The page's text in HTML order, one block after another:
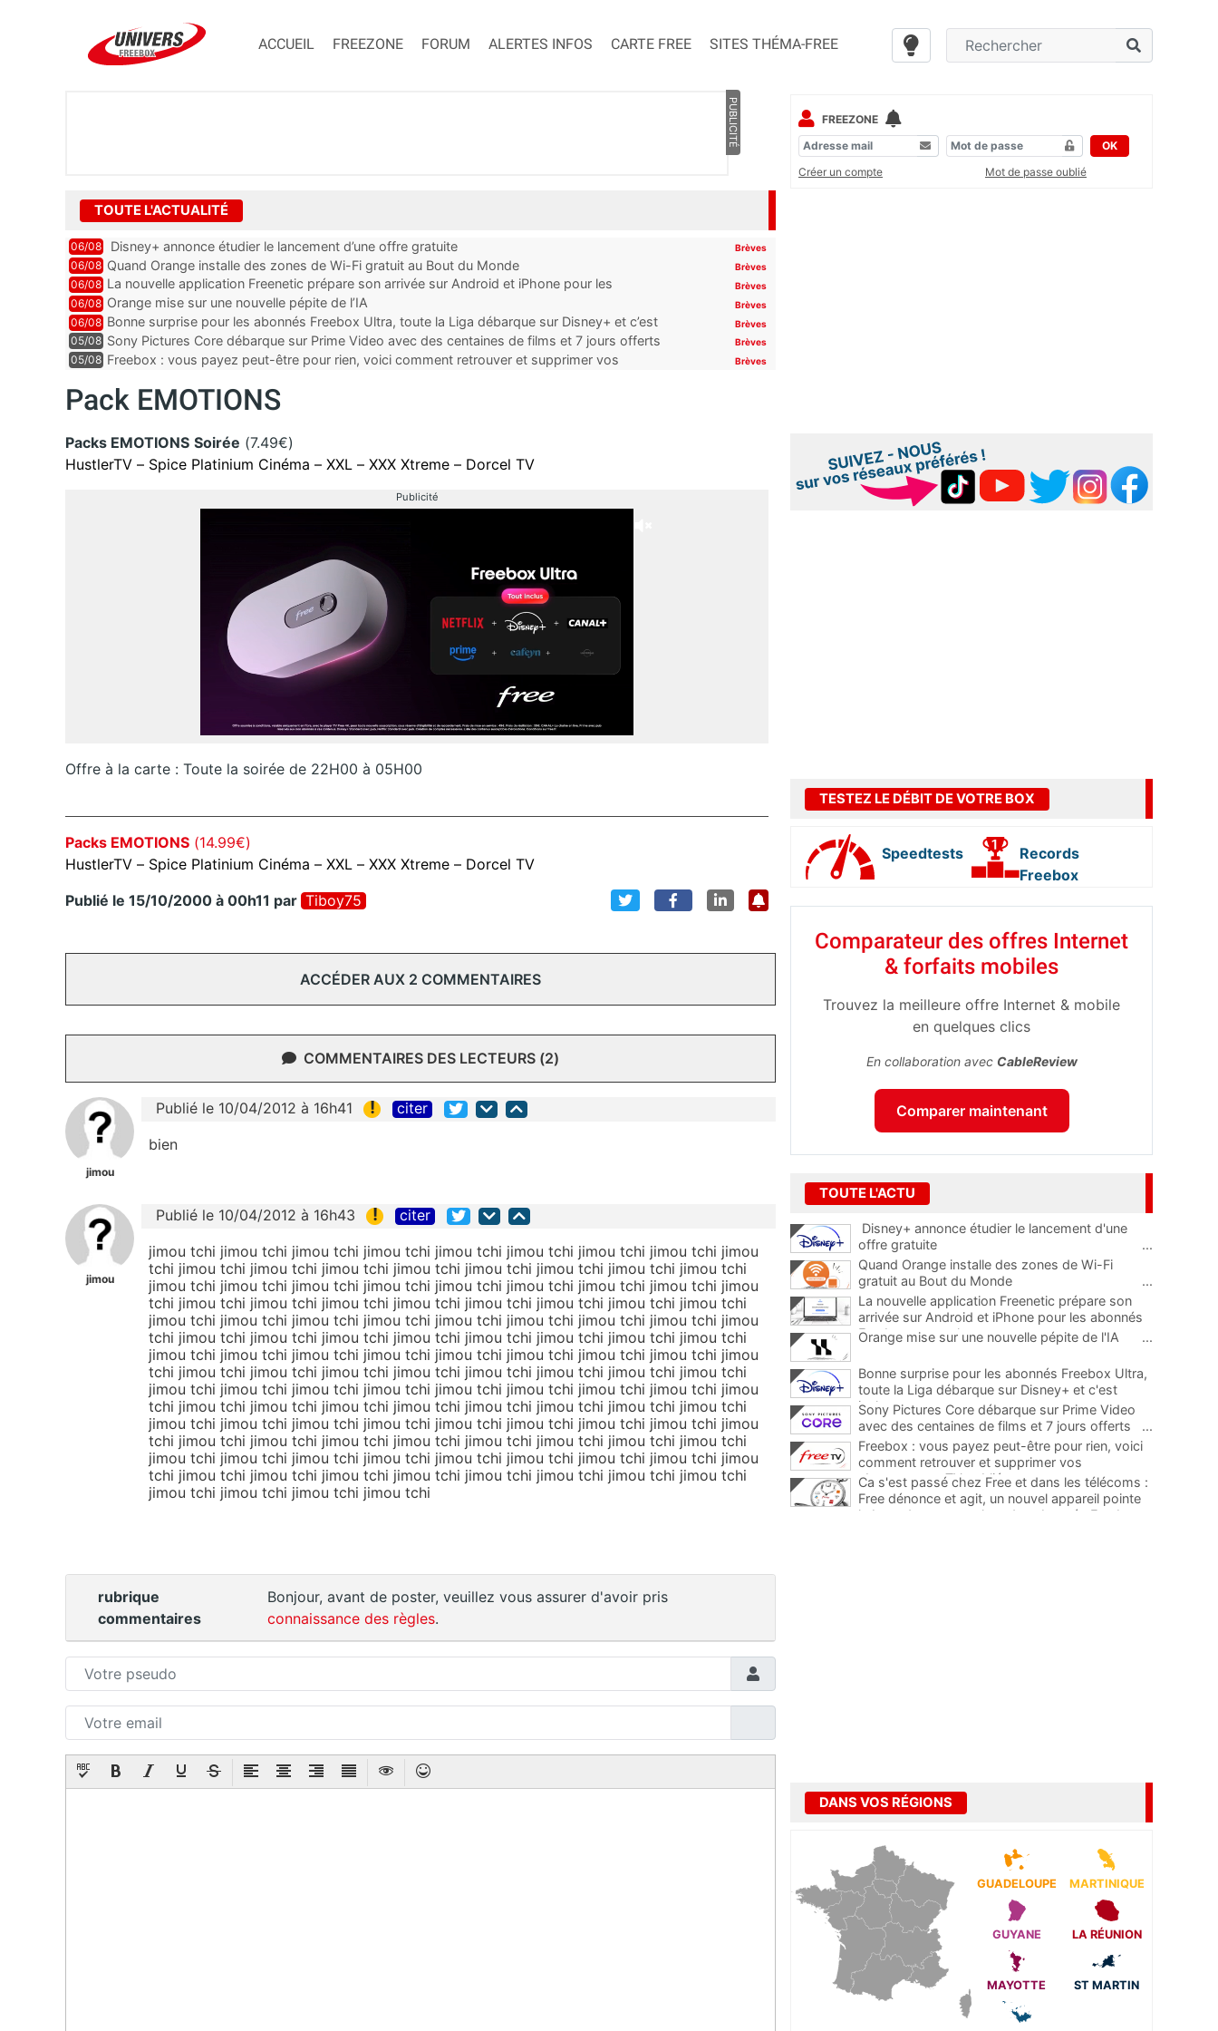
ACCUEIL FREEZONE FORUM ALERTES INFOS CARTE FREE SITES THÉMA-FREE
PUBLICITÉ
TOUTE L'ACTUALITÉ
06/08 Disney+ annonce étudier le lancement d’une offre gratuite Brèves
06/08 Quand Orange installe des zones de Wi-Fi gratuit au Bout du Monde Brèves
06/08 La nouvelle application Freenetic prépare son arrivée sur Android et iPhone pour les
abonnés Freebox, testez la
Brèves
06/08 Orange mise sur une nouvelle pépite de l’IA Brèves
06/08 Bonne surprise pour les abonnés Freebox Ultra, toute la Liga débarque sur Disney+ et c’est
inclus
Brèves
05/08 Sony Pictures Core débarque sur Prime Video avec des centaines de films et 7 jours offerts Brèves
05/08 Freebox : vous payez peut-être pour rien, voici comment retrouver et supprimer vos
Brèves
Pack EMOTIONS
Packs EMOTIONS Soirée (7.49€)
HustlerTV – Spice Platinium Cinéma – XXL – XXX Xtreme – Dorcel TV
Publicité
Offre à la carte : Toute la soirée de 22H00 à 05H00
Packs EMOTIONS (14.99€)
HustlerTV – Spice Platinium Cinéma – XXL – XXX Xtreme – Dorcel TV
Publié le 15/10/2000 à 00h11 par Tiboy75
ACCÉDER AUX 2 COMMENTAIRES
COMMENTAIRES DES LECTEURS (2)
jimou
Publié le 10/04/2012 à 16h41 ! citer
bien
jimou
Publié le 10/04/2012 à 16h43 ! citer
jimou tchi jimou tchi jimou tchi jimou tchi jimou tchi jimou tchi jimou tchi jimou tchi jimou
tchi jimou tchi jimou tchi jimou tchi jimou tchi jimou tchi jimou tchi jimou tchi jimou tchi
jimou tchi jimou tchi jimou tchi jimou tchi jimou tchi jimou tchi jimou tchi jimou tchi jimou
tchi jimou tchi jimou tchi jimou tchi jimou tchi jimou tchi jimou tchi jimou tchi jimou tchi
jimou tchi jimou tchi jimou tchi jimou tchi jimou tchi jimou tchi jimou tchi jimou tchi jimou
tchi jimou tchi jimou tchi jimou tchi jimou tchi jimou tchi jimou tchi jimou tchi jimou tchi
jimou tchi jimou tchi jimou tchi jimou tchi jimou tchi jimou tchi jimou tchi jimou tchi jimou
tchi jimou tchi jimou tchi jimou tchi jimou tchi jimou tchi jimou tchi jimou tchi jimou tchi
jimou tchi jimou tchi jimou tchi jimou tchi jimou tchi jimou tchi jimou tchi jimou tchi jimou
tchi jimou tchi jimou tchi jimou tchi jimou tchi jimou tchi jimou tchi jimou tchi jimou tchi
jimou tchi jimou tchi jimou tchi jimou tchi jimou tchi jimou tchi jimou tchi jimou tchi jimou
tchi jimou tchi jimou tchi jimou tchi jimou tchi jimou tchi jimou tchi jimou tchi jimou tchi
jimou tchi jimou tchi jimou tchi jimou tchi jimou tchi jimou tchi jimou tchi jimou tchi jimou
tchi jimou tchi jimou tchi jimou tchi jimou tchi jimou tchi jimou tchi jimou tchi jimou tchi
jimou tchi jimou tchi jimou tchi jimou tchi
rubrique
commentaires
Bonjour, avant de poster, veuillez vous assurer d'avoir pris
connaissance des règles.
FREEZONE
OK
Créer un compte
Mot de passe oublié
TESTEZ LE DÉBIT DE VOTRE BOX
Speedtests
Records
Freebox
Comparateur des offres Internet
& forfaits mobiles
Trouvez la meilleure offre Internet & mobile
en quelques clics
En collaboration avec CableReview
Comparer maintenant
TOUTE L'ACTU
Disney+ annonce étudier le lancement d'une
offre gratuite
...
Quand Orange installe des zones de Wi-Fi
gratuit au Bout du Monde
...
La nouvelle application Freenetic prépare son
arrivée sur Android et iPhone pour les abonnés
Freebox, testez la
Orange mise sur une nouvelle pépite de l'IA ...
Bonne surprise pour les abonnés Freebox Ultra,
toute la Liga débarque sur Disney+ et c'est
inclus
Sony Pictures Core débarque sur Prime Video
avec des centaines de films et 7 jours offerts
...
Freebox : vous payez peut-être pour rien, voici
comment retrouver et supprimer vos
abonnements TV oubliés
...
Ca s'est passé chez Free et dans les télécoms :
Free dénonce et agit, un nouvel appareil pointe
le bout de son nez chez des abonnés Freebox...
DANS VOS RÉGIONS
GUADELOUPE MARTINIQUE
GUYANE LA RÉUNION
MAYOTTE ST MARTIN